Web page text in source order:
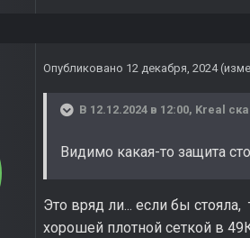
Опубликовано 12 декабря, 2024
В 12.12.2024 в 12:00, Kreal
Видимо какая-то защита
Это вряд ли... если бы
хорошей плотной сеткой в